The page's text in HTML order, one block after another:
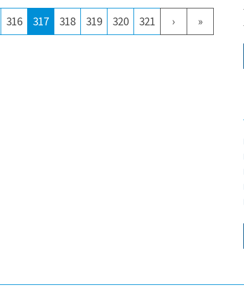
316 317 318 319 320 321 › »